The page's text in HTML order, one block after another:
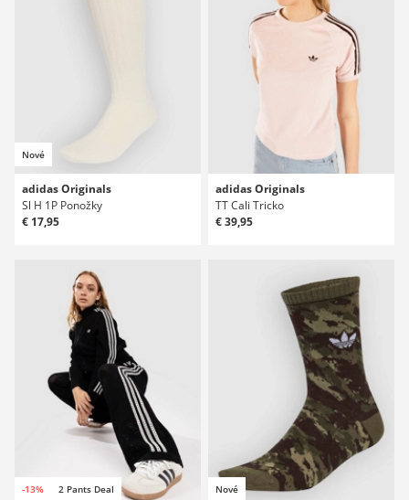
Nové
adidas Originals
Sl H 1P Ponožky
€ 17,95
adidas Originals
TT Cali Tricko
€ 39,95
-13% 2 Pants Deal Nové